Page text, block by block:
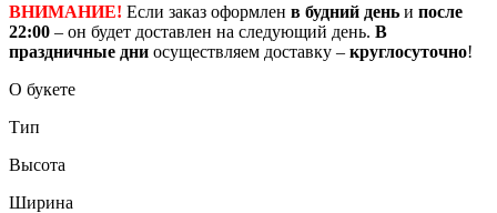
ВНИМАНИЕ! Если заказ оформлен в будний день и после
22:00 – он будет доставлен на следующий день. В
праздничные дни осуществляем доставку – круглосуточно!
О букете
Тип
Высота
Ширина